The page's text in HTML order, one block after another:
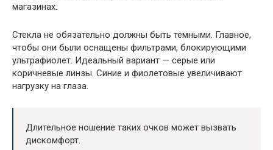
магазинах.
Стекла не обязательно должны быть темными. Главное,
чтобы они были оснащены фильтрами, блокирующими
ультрафиолет. Идеальный вариант — серые или
коричневые линзы. Синие и фиолетовые увеличивают
нагрузку на глаза.
Длительное ношение таких очков может вызвать
дискомфорт.